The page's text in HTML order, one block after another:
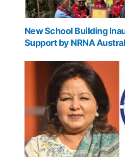
New School Building
Support by NRNA